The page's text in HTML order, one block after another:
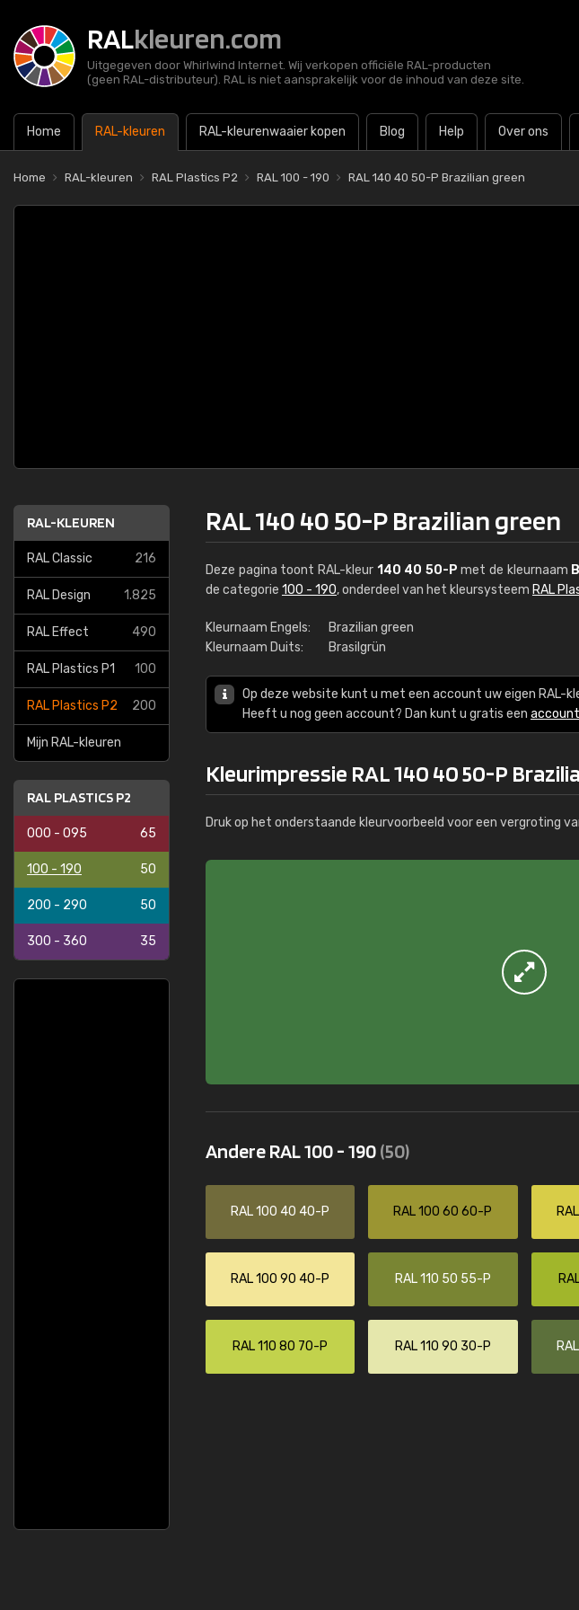
RALkleuren.com
Uitgegeven door Whirlwind Internet. Wij verkopen officiële RAL-producten
(geen RAL-distributeur). RAL is niet aansprakelijk voor de inhoud van deze site.
Home RAL-kleuren RAL-kleurenwaaier kopen Blog Help Over ons
Home RAL-kleuren RAL Plastics P2 RAL 100 - 190 RAL 140 40 50-P Brazilian green
RAL-KLEUREN
RAL Classic 216
RAL Design 1.825
RAL Effect 490
RAL Plastics P1 100
RAL Plastics P2 200
Mijn RAL-kleuren
RAL PLASTICS P2
000 - 095 65
100 - 190 50
200 - 290 50
300 - 360 35
RAL 140 40 50-P Brazilian green
Deze pagina toont RAL-kleur 140 40 50-P met de kleurnaam
de categorie 100 - 190, onderdeel van het kleursysteem RAL
Kleurnaam Engels:
Brazilian green
Kleurnaam Duits:
Brasilgrün
Op deze website kunt u met een account uw eigen RAL-
Heeft u nog geen account? Dan kunt u gratis een
Kleurimpressie RAL 140 40 50-P
Druk op het onderstaande kleurvoorbeeld voor een vergroting
Andere RAL 100 - 190(50)
RAL 100 40 40-P RAL 100 60 60-P
RAL 100 90 40-P RAL 110 50 55-P
RAL 110 80 70-P RAL 110 90 30-P